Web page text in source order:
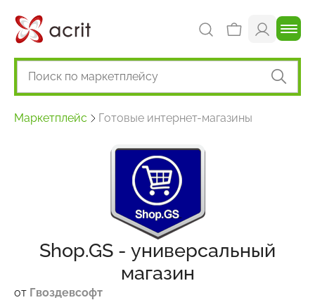
Маркетплейс Готовые интернет-магазины
Shop.GS - универсальный
магазин
от Гвоздевсофт